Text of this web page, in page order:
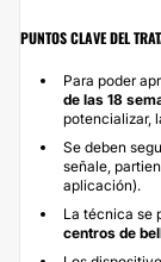
PUNTOS CLAVE DEL
Para poder
de las 18
potencializar,
Se deben
señale,
aplicación).
La técnica se
centros de